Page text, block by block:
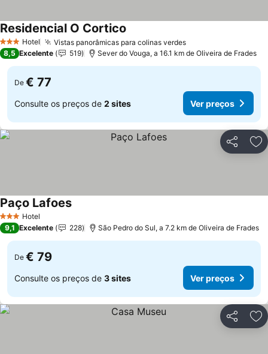
3 EstrelasHotel Vistas panorâmicas para colinas verdesVer preços
Residencial O Cortico
8,5 Excelente 519 Sever do Vouga, a 16.1 km de Oliveira de Frades
De € 77
Consulte os preços de 2 sites Ver preços
Partilhar
3 EstrelasHotel
Paço LafoesVer preços
9,1 Excelente 228 São Pedro do Sul, a 7.2 km de Oliveira de Frades
De € 79
Consulte os preços de 3 sites Ver preços
Partilhar